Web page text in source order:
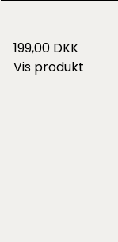
199,00 DKK
Vis produkt